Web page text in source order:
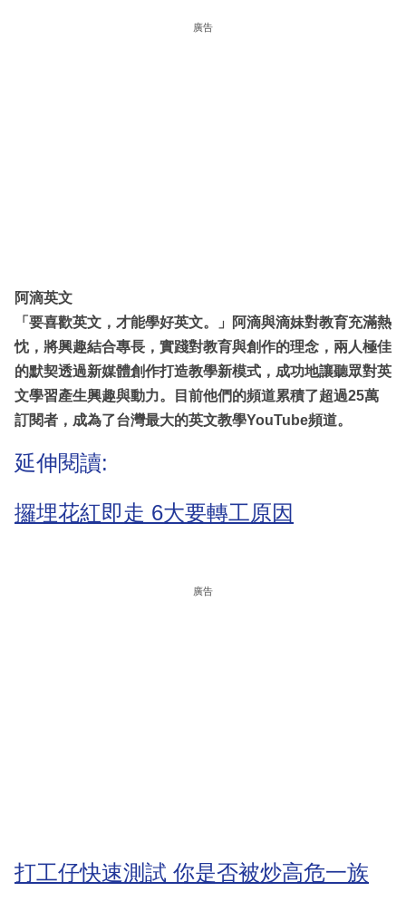
廣告
阿滴英文
「要喜歡英文，才能學好英文。」阿滴與滴妹對教育充滿熱
忱，將興趣結合專長，實踐對教育與創作的理念，兩人極佳
的默契透過新媒體創作打造教學新模式，成功地讓聽眾對英
文學習產生興趣與動力。目前他們的頻道累積了超過25萬
訂閱者，成為了台灣最大的英文教學YouTube頻道。
延伸閱讀:
攞埋花紅即走 6大要轉工原因
廣告
打工仔快速測試 你是否被炒高危一族